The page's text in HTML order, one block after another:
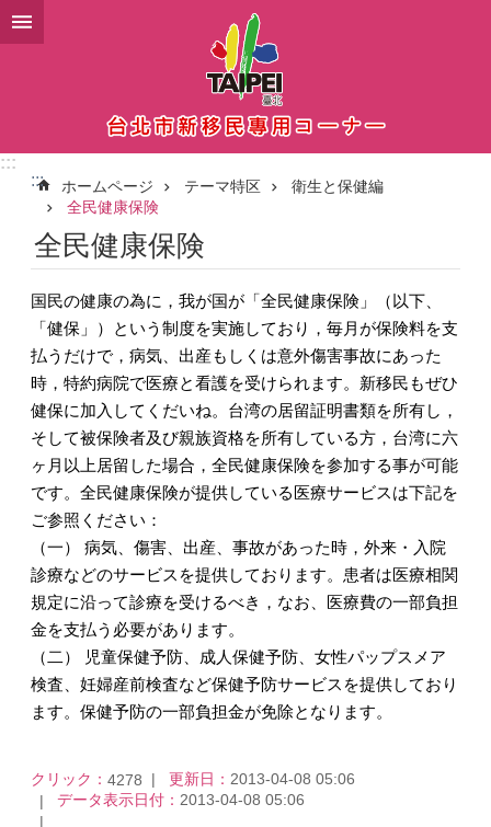
メインコンテンツブロックにスキップ
:::
::: ホームページ テーマ特区
衛生と保健編
全民健康保険
全民健康保険
国民の健康の為に，我が国が「全民健康保険」（以下、
「健保」）という制度を実施しており，毎月が保険料を支
払うだけで，病気、出産もしくは意外傷害事故にあった
時，特約病院で医療と看護を受けられます。新移民もぜひ
健保に加入してくだいね。台湾の居留証明書類を所有し，
そして被保険者及び親族資格を所有している方，台湾に六
ヶ月以上居留した場合，全民健康保険を参加する事が可能
です。全民健康保険が提供している医療サービスは下記を
ご参照ください：
（一） 病気、傷害、出産、事故があった時，外来・入院
診療などのサービスを提供しております。患者は医療相関
規定に沿って診療を受けるべき，なお、医療費の一部負担
金を支払う必要があります。
（二） 児童保健予防、成人保健予防、女性パップスメア
検査、妊婦産前検査など保健予防サービスを提供しており
ます。保健予防の一部負担金が免除となります。
クリック： 4278 更新日： 2013-04-08 05:06
データ表示日付： 2013-04-08 05:06